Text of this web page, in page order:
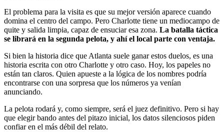
El problema para la visita es que su mejor versión aparece cuando
domina el centro del campo. Pero Charlotte tiene un mediocampo de
quite y salida limpia, capaz de ensuciar esa zona. La batalla táctica
se librará en la segunda pelota, y ahí el local parte con ventaja.
Si bien la historia dice que Atlanta suele ganar estos duelos, es una
historia escrita con otro Charlotte y otro caso. Hoy, los papeles no
están tan claros. Quien apueste a la lógica de los nombres podría
encontrarse con una sorpresa que los números ya venían
anunciando.
La pelota rodará y, como siempre, será el juez definitivo. Pero si hay
que elegir bando antes del pitazo inicial, los datos silenciosos piden
confiar en el más débil del relato.